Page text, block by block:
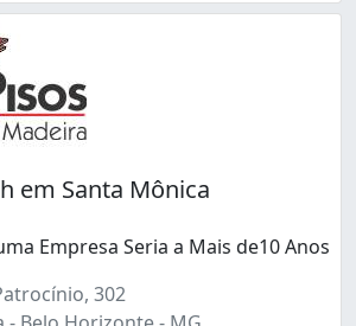
em Santa Mônica
Empresa Seria a Mais de10 Anos
302